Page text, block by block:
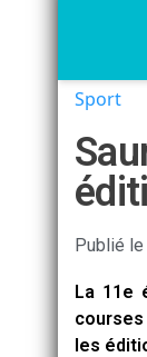
Sport
Publié le
La 11e
les